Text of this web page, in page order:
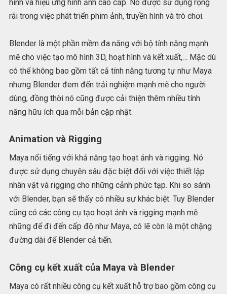
hình và hiệu ứng hình ảnh cao cấp. Nó được sử dụng rộng
rãi trong việc phát triển phim ảnh, truyền hình và trò chơi.
Blender là một phần mềm đa năng với bộ tính năng mạnh
mẽ cho việc tạo mô hình 3D, hoạt hình và kết xuất,… Mặc dù
có thể không bao gồm tất cả tính năng tương tự như Maya
nhưng Blender đem đến trải nghiệm mạnh mẽ cho người
dùng, đồng thời nó cũng được cải thiện thêm nhiều tính
năng hữu ích qua mỗi bản cập nhật.
Animation và Rigging
Maya nổi tiếng với khả năng tạo hoạt ảnh và rigging. Nó
được sử dụng chuyên sâu đặc biệt đối với việc thiết lập
nhân vật và rigging cho những cảnh phức tạp. Khi so sánh
với Blender, bạn sẽ thấy có nhiều sự khác biệt. Tuy Blender
cũng có các công cụ tạo hoạt ảnh và rigging mạnh mẽ
những để đi đến cấp độ như Maya, có lẽ còn là một chặng
đường dài để Blender cả tiến.
Công cụ kết xuất của Maya và Blender
Maya có rất nhiều công cụ kết xuất hỗ trợ bao gồm công cụ